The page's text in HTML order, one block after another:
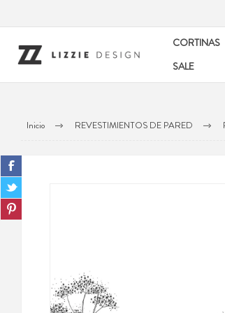
CORTINAS
SALE
Inicio REVESTIMIENTOS DE PARED